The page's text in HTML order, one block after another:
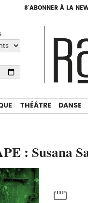
S'ABONNER À LA
S'ABONNER À LA
THÉÂTRE DANSE
: Susana